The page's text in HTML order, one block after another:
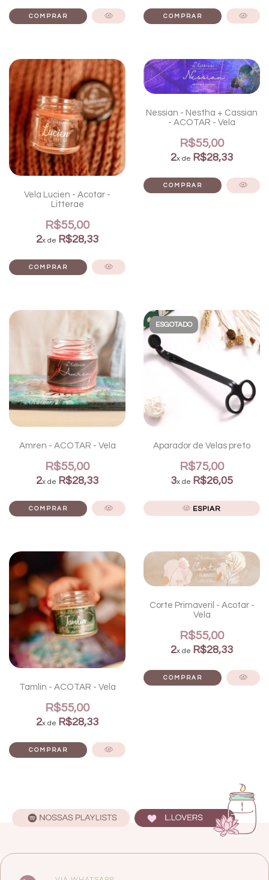
Vela Lucien - Acotar -
Litterae
R$55,00
2x de R$28,33
Nessian - Nestha + Cassian
- ACOTAR - Vela
R$55,00
2x de R$28,33
Amren - ACOTAR - Vela
R$55,00
2x de R$28,33
ESGOTADO
Aparador de Velas preto
R$75,00
3x de R$26,05
ESPIAR
Tamlin - ACOTAR - Vela
R$55,00
2x de R$28,33
Corte Primaveril - Acotar -
Vela
R$55,00
2x de R$28,33